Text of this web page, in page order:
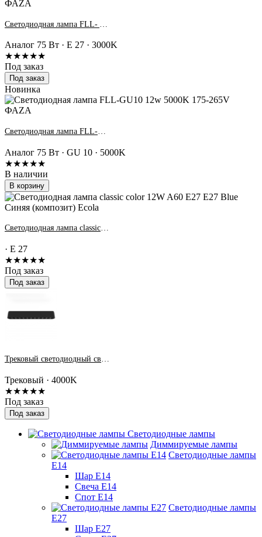
Аналог 75 Вт · E 27 · 3000K
★★★★★
Под заказ
Под заказ
Новинка
Аналог 75 Вт · GU 10 · 5000K
★★★★★
В наличии
В корзину
Светодиодная лампа classic color 12W A60 E27 E27 Blue Синяя (композит) Ecola
· E 27
★★★★★
Под заказ
Под заказ
Трековый · 4000K
★★★★★
Под заказ
Под заказ
Светодиодные лампы
Диммируемые лампы
Светодиодные лампы
Е14
Шар Е14
Свеча Е14
Спот Е14
Светодиодные лампы
Е27
Шар Е27